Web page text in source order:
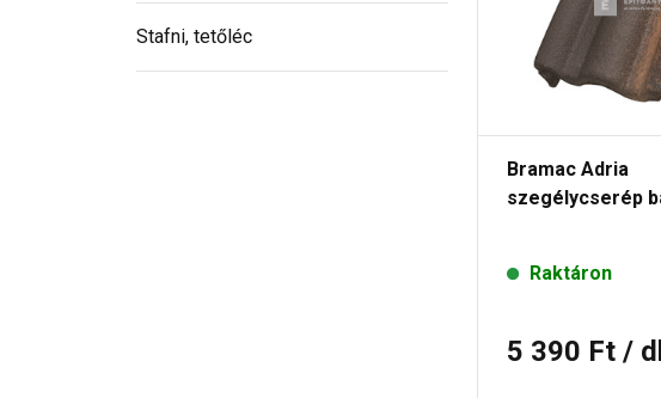
Stafni, tetőléc
Bramac Adria
szegélycserép
Raktáron
5 390 Ft /